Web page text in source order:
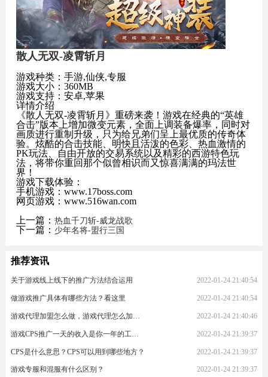
散人无双-凌霄斩月
游戏种类：手游,仙侠,专服
游戏大小：360MB
游戏支持：安卓,苹果
详情介绍
《散人无双-凌霄斩月》重磅来袭！游戏在经典的“英雄
合击”版本上增加微变元素，全面上调装备爆率，同时对
画质进行重制升级，只为给兄弟们呈上最优质的传奇体
验。炫酷的合击技能、明快且活泼的色彩、热血激情的
PK玩法、自由开放的交易系统以及精彩的西游特色玩
法，将带你重回那个似曾相识而又惊喜满满的玛法世
界！
游戏下载体验：
手机游戏：www.17boss.com
网页游戏：www.516wan.com
上一篇： 热血千刀斩-威龙战歌
下一篇： 少年名将-盟行三国
推荐资讯
关于游戏线上线下的推广方法结合运用 2022-01-24 21:40:54
做游戏推广具体有哪些方法？看这里 2022-01-24 21:40:54
2022-01-24 21:40:46
2022-01-24 21:39:37
CPS是什么意思？CPS可以用到哪些地方？ 2022-01-24 21:39:37
游戏专服和混服有什么区别？ 2022-01-24 21:39:37